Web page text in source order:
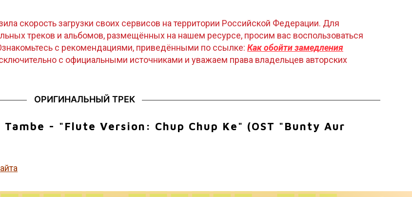
скорость загрузки своих сервисов на территории Российской Федерации. Для
треков и альбомов, размещённых на нашем ресурсе, просим вас воспользоваться
с рекомендациями, приведёнными по ссылке: Как обойти замедления
с официальными источниками и уважаем права владельцев авторских
ОРИГИНАЛЬНЫЙ ТРЕК
- "Flute Version: Chup Chup Ke" (OST "Bunty Aur